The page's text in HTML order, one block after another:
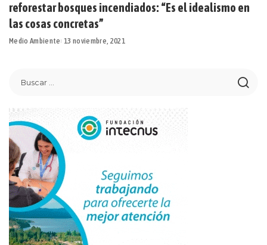
reforestar bosques incendiados: “Es el idealismo en
las cosas concretas”
Medio Ambiente 13 noviembre, 2021